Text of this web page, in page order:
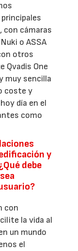
con cámaras
o ASSA
otros
Qvadis One
muy sencilla
coste y
día en el
como
y
debe
con
la vida al
un mundo
el